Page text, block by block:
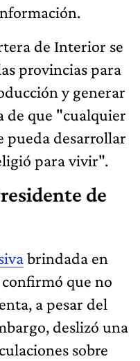
de Interior se
provincias para
y generar
de que "cualquier
pueda desarrollar
para vivir".
de
brindada en
que no
a pesar del
deslizó una
sobre